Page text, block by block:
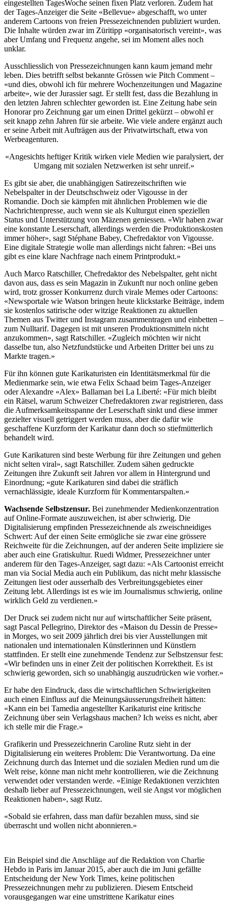
eingestellten TagesWoche seinen fixen Platz verloren. Zudem hat
der Tages-Anzeiger die Seite «Bellevue» abgeschafft, wo unter
anderem Cartoons von freien Pressezeichnenden publiziert wurden.
Die Inhalte würden zwar im Züritipp «organisatorisch vereint», was
aber Umfang und Frequenz angehe, sei im Moment alles noch
unklar.
Ausschliesslich von Pressezeichnungen kann kaum jemand mehr
leben. Dies betrifft selbst bekannte Grössen wie Pitch Comment –
«und dies, obwohl ich für mehrere Wochenzeitungen und Magazine
arbeite», wie der Jurassier sagt. Er stellt fest, dass die Bezahlung in
den letzten Jahren schlechter geworden ist. Eine Zeitung habe sein
Honorar pro Zeichnung gar um einen Drittel gekürzt – obwohl er
seit knapp zehn Jahren für sie arbeite. Wie viele andere ergänzt auch
er seine Arbeit mit Aufträgen aus der Privatwirtschaft, etwa von
Werbeagenturen.
«Angesichts heftiger Kritik wirken viele Medien wie paralysiert, der
Umgang mit sozialen Netzwerken ist sehr unreif.»
Es gibt sie aber, die unabhängigen Satirezeitschriften wie
Nebelspalter in der Deutschschweiz oder Vigousse in der
Romandie. Doch sie kämpfen mit ähnlichen Problemen wie die
Nachrichtenpresse, auch wenn sie als Kulturgut einen speziellen
Status und Unterstützung von Mäzenen geniessen. «Wir haben zwar
eine konstante ­Leserschaft, allerdings werden die Produktionskosten
immer höher», sagt Stéphane Babey, Chefredaktor von ­Vigousse.
Eine digitale Strategie wolle man allerdings nicht fahren: «Bei uns
gibt es eine klare Nachfrage nach einem Printprodukt.»
Auch Marco Ratschiller, Chef­redaktor des Nebelspalter, geht nicht
davon aus, dass es sein Magazin in Zukunft nur noch online geben
wird, trotz grosser Konkurrenz durch virale Memes oder Cartoons:
«Newsportale wie Watson bringen heute klickstarke Beiträge, indem
sie kostenlos satirische oder witzige Reaktionen zu aktuellen
Themen aus Twitter und Instagram zusammentragen und einbetten –
zum Nulltarif. Dagegen ist mit unseren Produktionsmitteln nicht
anzukommen», sagt Ratschiller. «Zugleich möchten wir nicht
dasselbe tun, also Netzfundstücke und Arbeiten Dritter bei uns zu
Markte tragen.»
Für ihn können gute Karikaturisten ein Identitätsmerkmal für die
Medienmarke sein, wie etwa Felix Schaad beim Tages-Anzeiger
oder Alexandre «Alex» Ballaman bei La Liberté: «Für mich bleibt
ein Rätsel, warum Schweizer Chefredaktoren zwar registrieren, dass
die Aufmerksamkeitsspanne der Leserschaft sinkt und diese immer
gezielter visuell getriggert werden muss, aber die dafür wie
geschaffene Kurzform der Karikatur dann doch so stiefmütterlich
behandelt wird.
Gute Karikaturen sind beste Werbung für ihre Zeitungen und gehen
nicht selten viral», sagt Ratschiller. Zudem sähen gedruckte
Zeitungen ihre Zukunft seit Jahren vor allem in Hintergrund und
Einordnung; «gute Karikaturen sind dabei die sträflich
vernachlässigte, ideale Kurzform für Kommentarspalten.»
Wachsende Selbstzensur. Bei zunehmender Medienkonzentration
auf Online-Formate auszuweichen, ist aber schwierig. Die
Digitalisierung empfinden Pressezeichnende als zweischneidiges
Schwert: Auf der einen Seite ermögliche sie zwar eine grössere
Reichweite für die Zeichnungen, auf der anderen Seite impliziere sie
aber auch eine Gratiskultur. Ruedi Widmer, Pressezeichner unter
anderem für den Tages-Anzeiger, sagt dazu: «Als Cartoonist erreicht
man via Social Media auch ein Publikum, das nicht mehr klassische
Zeitungen liest oder ausserhalb des Verbreitungsgebietes einer
Zeitung lebt. Allerdings ist es wie im Journalismus schwierig, online
wirklich Geld zu verdienen.»
Der Druck sei zudem nicht nur auf wirtschaftlicher Seite präsent,
sagt Pascal Pellegrino, Direktor des «Maison du Dessin de Presse»
in Morges, wo seit 2009 jährlich drei bis vier Ausstellungen mit
nationalen und internationalen Künstlerinnen und Künstlern
stattfinden. Er stellt eine zunehmende Tendenz zur Selbstzensur fest:
«Wir befinden uns in einer Zeit der politischen Korrektheit. Es ist
schwierig geworden, sich so unabhängig auszudrücken wie vorher.»
Er habe den Eindruck, dass die wirtschaftlichen Schwierigkeiten
auch einen Einfluss auf die Meinungsäusserungsfreiheit hätten:
«Kann ein bei Tamedia angestellter Karikaturist eine kritische
Zeichnung über sein Verlagshaus machen? Ich weiss es nicht, aber
ich stelle mir die Frage.»
Grafikerin und Pressezeichnerin Caroline Rutz sieht in der
Digitalisierung ein weiteres Problem: Die Verantwortung. Da eine
Zeichnung durch das Internet und die sozialen Medien rund um die
Welt reise, könne man nicht mehr kontrollieren, wie die Zeichnung
verwendet oder verstanden werde. «Einige Redaktionen verzichten
deshalb lieber auf Pressezeichnungen, weil sie Angst vor möglichen
Reaktionen haben», sagt Rutz.
«Sobald sie erfahren, dass man dafür bezahlen muss, sind sie
überrascht und wollen nicht abonnieren.»
Ein Beispiel sind die Anschläge auf die Redaktion von Charlie
Hebdo in Paris im Januar 2015, aber auch die im Juni gefällte
Entscheidung der New York Times, keine politischen
Pressezeichnungen mehr zu publizieren. Diesem Entscheid
vorausgegangen war eine umstrittene Karikatur eines